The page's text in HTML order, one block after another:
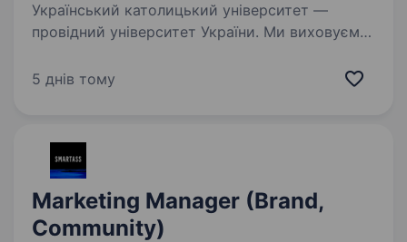
Український католицький університет —
провідний університет України. Ми виховуємо
освіту з етичними орієнтирами, культурою
5 днів тому
Marketing Manager (Brand,
Community)